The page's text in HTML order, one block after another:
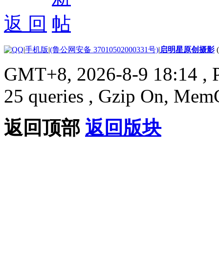
返 回
|手机版|(鲁公网安备 37010502000331号)|启明星原创摄影
GMT+8, 2026-8-9 18:14 ,
25 queries , Gzip On,
返回顶部 返回版块